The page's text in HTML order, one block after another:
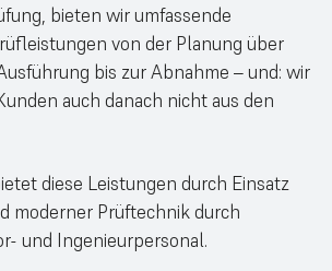
bieten wir umfassende
von der Planung über
bis zur Abnahme – und: wir
auch danach nicht aus den
diese Leistungen durch Einsatz
moderner Prüftechnik durch
und Ingenieurpersonal.